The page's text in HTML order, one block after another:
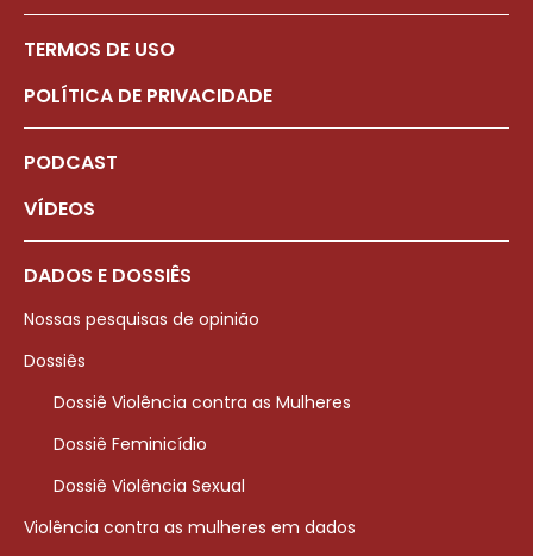
TERMOS DE USO
POLÍTICA DE PRIVACIDADE
PODCAST
VÍDEOS
DADOS E DOSSIÊS
Nossas pesquisas de opinião
Dossiês
Dossiê Violência contra as Mulheres
Dossiê Feminicídio
Dossiê Violência Sexual
Violência contra as mulheres em dados